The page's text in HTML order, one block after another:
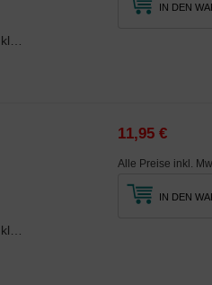
IN DEN
11,95 €
Alle Preise inkl.
IN DEN